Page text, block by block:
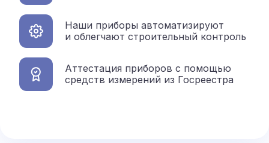
Наши приборы автоматизируют
и облегчают строительный контроль
Аттестация приборов с помощью
средств измерений из Госреестра